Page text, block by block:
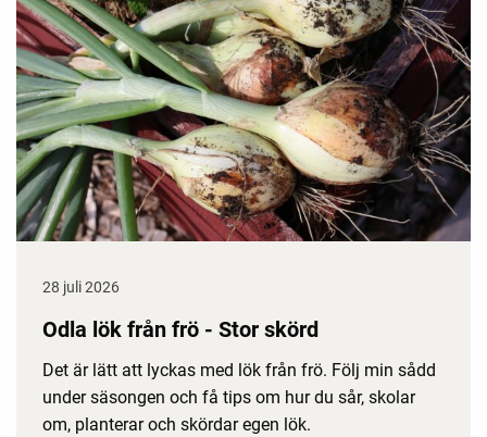
28 juli 2026
Odla lök från frö - Stor skörd
Det är lätt att lyckas med lök från frö. Följ min sådd
under säsongen och få tips om hur du sår, skolar
om, planterar och skördar egen lök.